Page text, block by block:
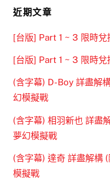
近期文章
[台版] Part 1 ~ 3 限時兌
[台版] Part 1 ~ 3 限時兌
(含字幕) D-Boy 詳盡解
幻模擬戰
(含字幕) 相羽新也 詳盡
夢幻模擬戰
(含字幕) 達奇 詳盡解構
模擬戰